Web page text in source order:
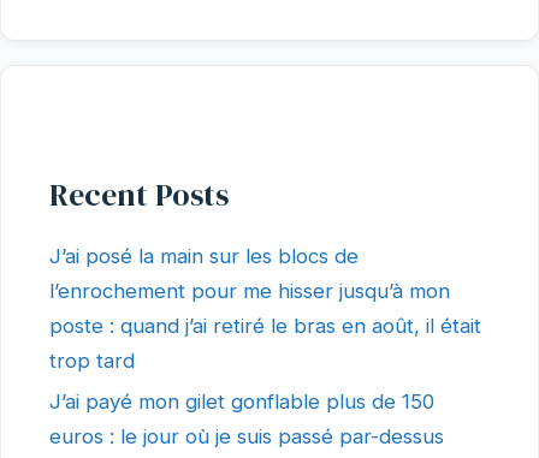
Recent Posts
J’ai posé la main sur les blocs de
l’enrochement pour me hisser jusqu’à mon
poste : quand j’ai retiré le bras en août, il était
trop tard
J’ai payé mon gilet gonflable plus de 150
euros : le jour où je suis passé par-dessus